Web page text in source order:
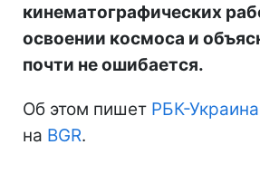
кинематографических
освоении космоса и
почти не ошибается.
Об этом пишет РБК-Украина
на BGR.